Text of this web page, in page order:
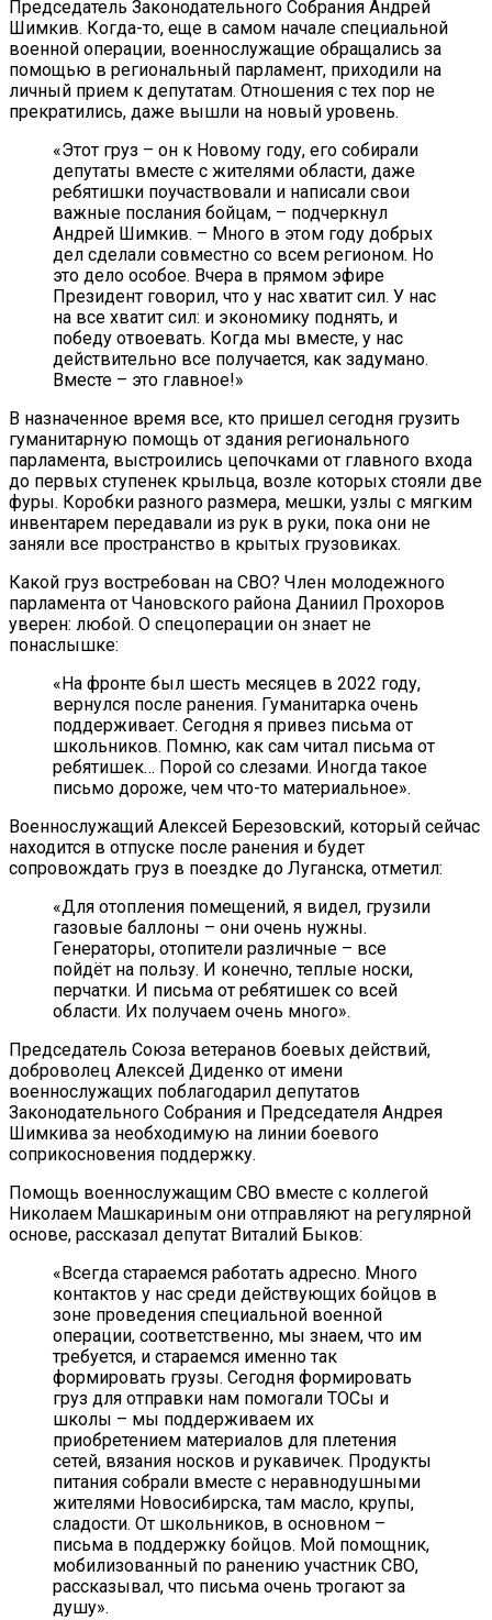
Председатель Законодательного Собрания Андрей
Шимкив. Когда-то, еще в самом начале специальной
военной операции, военнослужащие обращались за
помощью в региональный парламент, приходили на
личный прием к депутатам. Отношения с тех пор не
прекратились, даже вышли на новый уровень.
«Этот груз – он к Новому году, его собирали
депутаты вместе с жителями области, даже
ребятишки поучаствовали и написали свои
важные послания бойцам, – подчеркнул
Андрей Шимкив. – Много в этом году добрых
дел сделали совместно со всем регионом. Но
это дело особое. Вчера в прямом эфире
Президент говорил, что у нас хватит сил. У нас
на все хватит сил: и экономику поднять, и
победу отвоевать. Когда мы вместе, у нас
действительно все получается, как задумано.
Вместе – это главное!»
В назначенное время все, кто пришел сегодня грузить
гуманитарную помощь от здания регионального
парламента, выстроились цепочками от главного входа
до первых ступенек крыльца, возле которых стояли две
фуры. Коробки разного размера, мешки, узлы с мягким
инвентарем передавали из рук в руки, пока они не
заняли все пространство в крытых грузовиках.
Какой груз востребован на СВО? Член молодежного
парламента от Чановского района Даниил Прохоров
уверен: любой. О спецоперации он знает не
понаслышке:
«На фронте был шесть месяцев в 2022 году,
вернулся после ранения. Гуманитарка очень
поддерживает. Сегодня я привез письма от
школьников. Помню, как сам читал письма от
ребятишек… Порой со слезами. Иногда такое
письмо дороже, чем что-то материальное».
Военнослужащий Алексей Березовский, который сейчас
находится в отпуске после ранения и будет
сопровождать груз в поездке до Луганска, отметил:
«Для отопления помещений, я видел, грузили
газовые баллоны – они очень нужны.
Генераторы, отопители различные – все
пойдёт на пользу. И конечно, теплые носки,
перчатки. И письма от ребятишек со всей
области. Их получаем очень много».
Председатель Союза ветеранов боевых действий,
доброволец Алексей Диденко от имени
военнослужащих поблагодарил депутатов
Законодательного Собрания и Председателя Андрея
Шимкива за необходимую на линии боевого
соприкосновения поддержку.
Помощь военнослужащим СВО вместе с коллегой
Николаем Машкариным они отправляют на регулярной
основе, рассказал депутат Виталий Быков:
«Всегда стараемся работать адресно. Много
контактов у нас среди действующих бойцов в
зоне проведения специальной военной
операции, соответственно, мы знаем, что им
требуется, и стараемся именно так
формировать грузы. Сегодня формировать
груз для отправки нам помогали ТОСы и
школы – мы поддерживаем их
приобретением материалов для плетения
сетей, вязания носков и рукавичек. Продукты
питания собрали вместе с неравнодушными
жителями Новосибирска, там масло, крупы,
сладости. От школьников, в основном –
письма в поддержку бойцов. Мой помощник,
мобилизованный по ранению участник СВО,
рассказывал, что письма очень трогают за
душу».